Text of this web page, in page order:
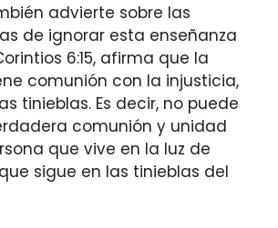
advierte sobre las
de ignorar esta enseñanza
6:15, afirma que la
comunión con la injusticia,
tinieblas. Es decir, no puede
comunión y unidad
que vive en la luz de
sigue en las tinieblas del